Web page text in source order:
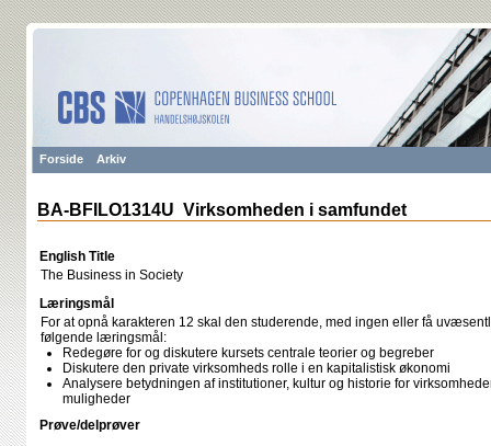
Forside Arkiv
BA-BFILO1314U Virksomheden i samfundet
English Title
The Business in Society
Læringsmål
For at opnå karakteren 12 skal den studerende, med ingen eller få
følgende læringsmål:
Redegøre for og diskutere kursets centrale teorier og begreber
Diskutere den private virksomheds rolle i en kapitalistisk økonomi
Analysere betydningen af institutioner, kultur og historie for
muligheder
Prøve/delprøver